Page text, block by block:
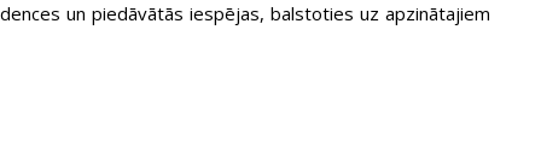
un piedāvātās iespējas, balstoties uz apzinātajiem